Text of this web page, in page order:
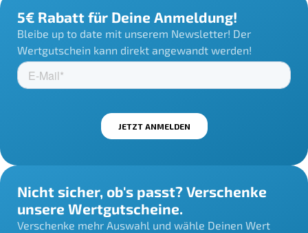
5€ Rabatt für Deine Anmeldung!
Bleibe up to date mit unserem Newsletter! Der
Wertgutschein kann direkt angewandt werden!
Nicht sicher, ob's passt? Verschenke
unsere Wertgutscheine.
Verschenke mehr Auswahl und wähle Deinen Wert